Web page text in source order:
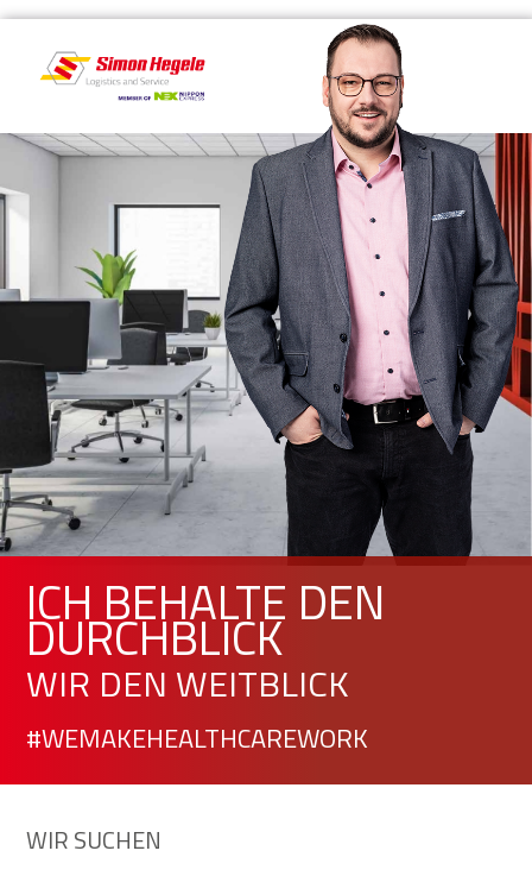
ICH BEHALTE DEN
DURCHBLICK
WIR DEN WEITBLICK
#WEMAKEHEALTHCAREWORK
WIR SUCHEN